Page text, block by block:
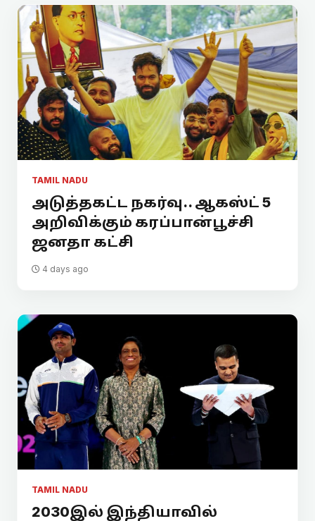
TAMIL NADU
அடுத்தகட்ட நகர்வு.. ஆகஸ்ட் 5
அறிவிக்கும் கரப்பான்பூச்சி
ஜனதா கட்சி
4 days ago
TAMIL NADU
2030இல் இந்தியாவில்